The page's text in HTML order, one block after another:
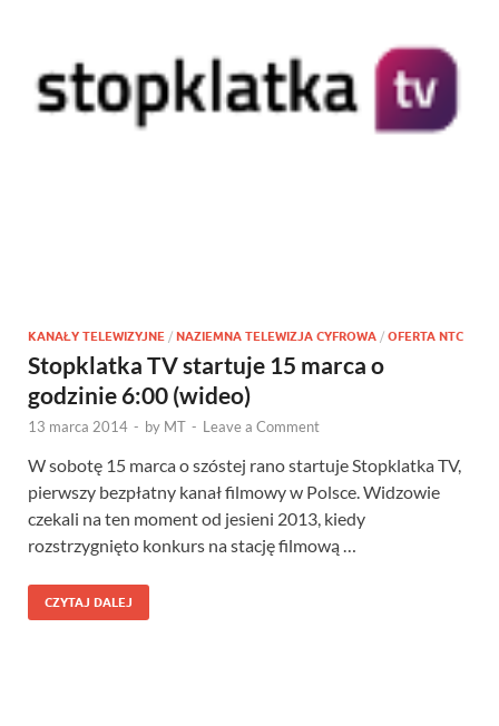
KANAŁY TELEWIZYJNE / NAZIEMNA TELEWIZJA CYFROWA / OFERTA NTC
Stopklatka TV startuje 15 marca o
godzinie 6:00 (wideo)
13 marca 2014 - by MT - Leave a Comment
W sobotę 15 marca o szóstej rano startuje Stopklatka TV,
pierwszy bezpłatny kanał filmowy w Polsce. Widzowie
czekali na ten moment od jesieni 2013, kiedy
rozstrzygnięto konkurs na stację filmową …
CZYTAJ DALEJ